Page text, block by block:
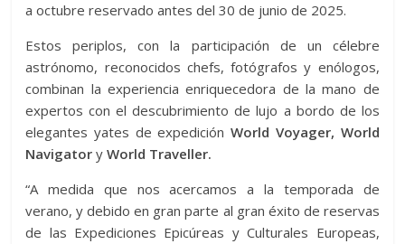
a octubre reservado antes del 30 de junio de 2025.
Estos periplos, con la participación de un célebre
astrónomo, reconocidos chefs, fotógrafos y enólogos,
combinan la experiencia enriquecedora de la mano de
expertos con el descubrimiento de lujo a bordo de los
elegantes yates de expediciónWorld Voyager, World
Navigator y World Traveller.
“A medida que nos acercamos a la temporada de
verano, y debido en gran parte al gran éxito de reservas
de las Expediciones Epicúreas y Culturales Europeas,